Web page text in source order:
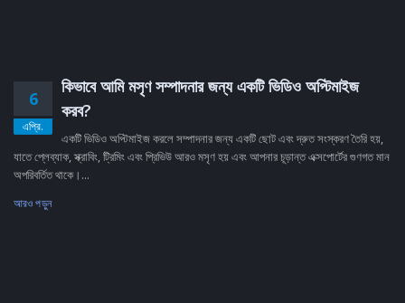
6
এপ্রি.
কিভাবে আমি মসৃণ সম্পাদনার জন্য একটি ভিডিও অপ্টিমাইজ
করব?
একটি ভিডিও অপ্টিমাইজ করলে সম্পাদনার জন্য একটি ছোট এবং দ্রুত সংস্করণ তৈরি হয়,
যাতে প্লেব্যাক, স্ক্রাবিং, ট্রিমিং এবং প্রিভিউ আরও মসৃণ হয় এবং আপনার চূড়ান্ত এক্সপোর্টের গুণগত মান
অপরিবর্তিত থাকে।...
আরও পড়ুন